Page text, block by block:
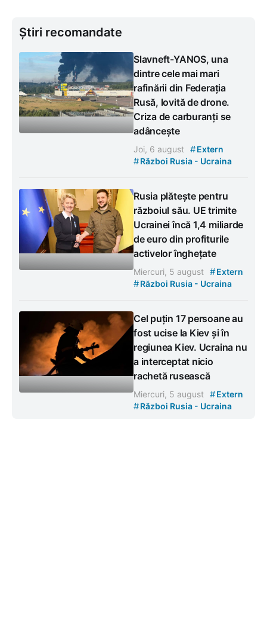
Știri recomandate
Slavneft-YANOS, una
dintre cele mai mari
rafinării din Federația
Rusă, lovită de drone.
Criza de carburanți se
adâncește
Joi, 6 august #Extern
#Război Rusia - Ucraina
Rusia plătește pentru
războiul său. UE trimite
Ucrainei încă 1,4 miliarde
de euro din profiturile
activelor înghețate
Miercuri, 5 august #Extern
#Război Rusia - Ucraina
Cel puțin 17 persoane au
fost ucise la Kiev și în
regiunea Kiev. Ucraina nu
a interceptat nicio
rachetă rusească
Miercuri, 5 august #Extern
#Război Rusia - Ucraina